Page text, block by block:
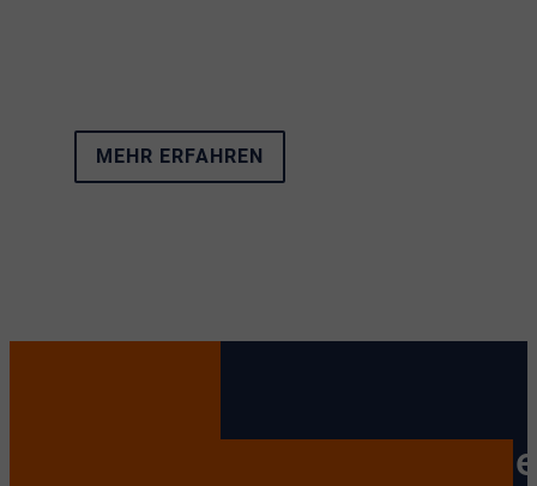
MEHR ERFAHREN
Wir sind Ihr